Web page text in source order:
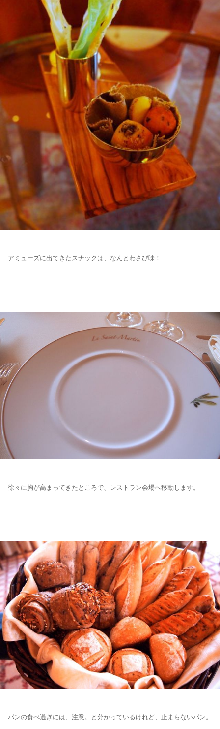
アミューズに出てきたスナックは、なんとわさび味！
徐々に胸が高まってきたところで、レストラン会場へ移動します。
パンの食べ過ぎには、注意。と分かっているけれど、止まらないパン。